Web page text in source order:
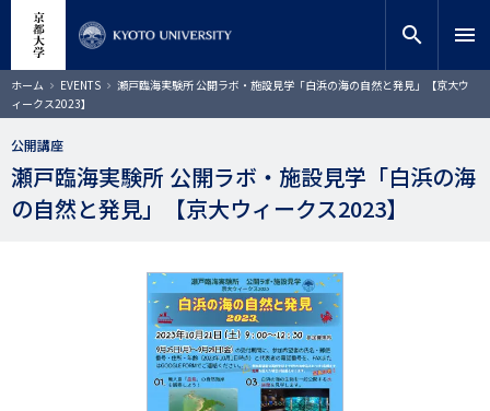
コ
テ
ン
ツ
に
移
サイト内検索
検索
search menu
ホーム EVENTS
瀬戸臨海実験所 公開ラボ・施設見学「白浜の海の自然と発見」【京大ウ
ィークス2023】
公開講座
瀬戸臨海実験所 公開ラボ・施設見学「白浜の海
の自然と発見」【京大ウィークス2023】